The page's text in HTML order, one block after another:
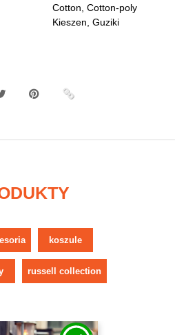
Cotton, Cotton-poly
Kieszen, Guziki
koszule
russell collection